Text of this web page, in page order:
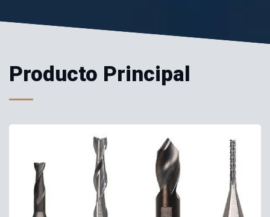
Producto Principal